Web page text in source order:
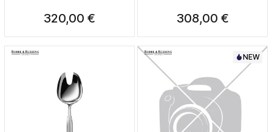
320,00 € 308,00 €
NEW